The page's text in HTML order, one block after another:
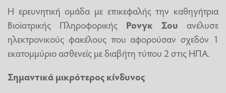
H ερευνητική ομάδα με επικεφαλής την καθηγήτρια
Βιοϊατρικής Πληροφορικής Ρονγκ Σου ανέλυσε
ηλεκτρονικούς φακέλους που αφορούσαν σχεδόν 1
εκατομμύριο ασθενείς με διαβήτη τύπου 2 στις ΗΠΑ.
Σημαντικά μικρότερος κίνδυνος